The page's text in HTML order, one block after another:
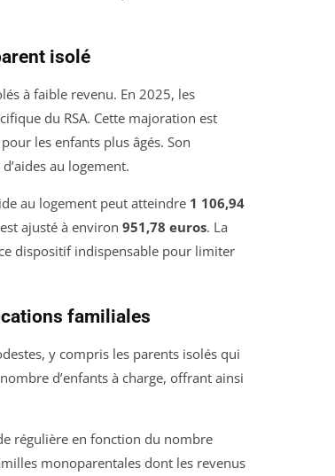
isolé
à faible revenu. En 2025, les
du RSA. Cette majoration est
les enfants plus âgés. Son
au logement.
au logement peut atteindre 1 106,94
ajusté à environ 951,78 euros. La
dispositif indispensable pour limiter
familiales
y compris les parents isolés qui
d’enfants à charge, offrant ainsi
régulière en fonction du nombre
monoparentales dont les revenus